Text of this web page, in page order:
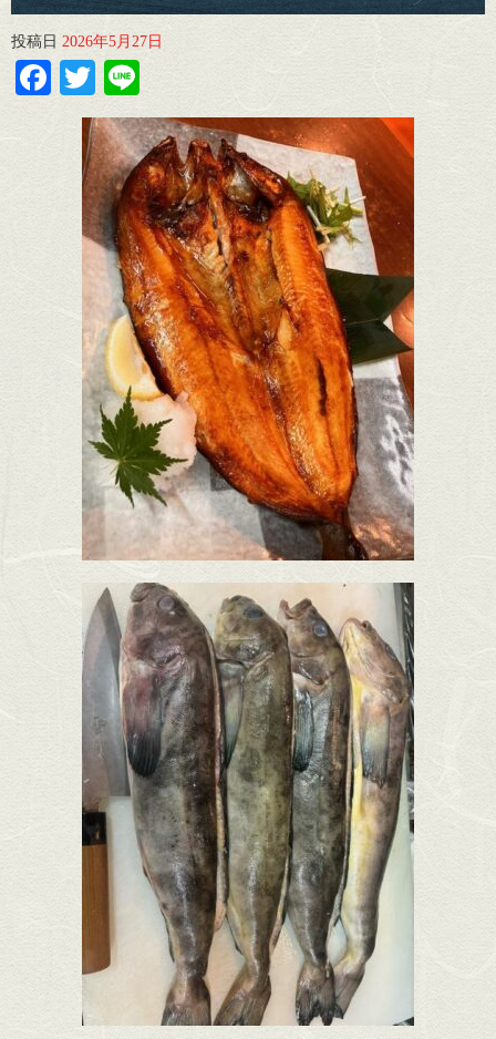
投稿日 2026年5月27日
Facebook
Twitter
Line